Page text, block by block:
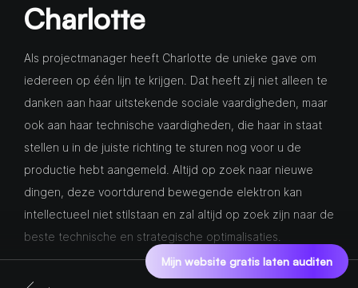
Charlotte
Als projectmanager heeft Charlotte de unieke gave om
iedereen op één lijn te krijgen. Dat heeft zij niet alleen te
danken aan haar uitstekende sociale vaardigheden, maar
ook aan haar technische vaardigheden, die haar in staat
stellen u in de juiste richting te sturen nog voor u de
productie hebt aangemeld. Altijd op zoek naar nieuwe
dingen, deze voortdurend bewegende elektron kan
intellectueel niet stilstaan en zal altijd op zoek zijn naar de
beste technische en strategische optimalisaties.
Mijn website gratis laten auditen